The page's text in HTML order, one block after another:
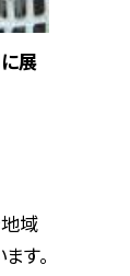
展
域
す。